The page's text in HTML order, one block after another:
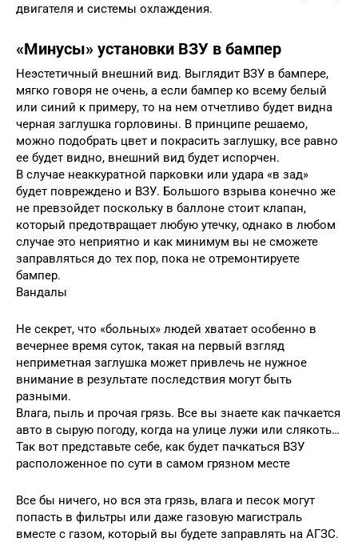
двигателя и системы охлаждения.
«Минусы» установки ВЗУ в бампер
Неэстетичный внешний вид. Выглядит ВЗУ в бампере,
мягко говоря не очень, а если бампер ко всему белый
или синий к примеру, то на нем отчетливо будет видна
черная заглушка горловины. В принципе решаемо,
можно подобрать цвет и покрасить заглушку, все равно
ее будет видно, внешний вид будет испорчен.
В случае неаккуратной парковки или удара «в зад»
будет повреждено и ВЗУ. Большого взрыва конечно же
не превзойдет поскольку в баллоне стоит клапан,
который предотвращает любую утечку, однако в любом
случае это неприятно и как минимум вы не сможете
заправляться до тех пор, пока не отремонтируете
бампер.
Вандалы
Не секрет, что «больных» людей хватает особенно в
вечернее время суток, такая на первый взгляд
неприметная заглушка может привлечь не нужное
внимание в результате последствия могут быть
разными.
Влага, пыль и прочая грязь. Все вы знаете как пачкается
авто в сырую погоду, когда на улице лужи или слякоть…
Так вот представьте себе, как будет пачкаться ВЗУ
расположенное по сути в самом грязном месте
Все бы ничего, но вся эта грязь, влага и песок могут
попасть в фильтры или даже газовую магистраль
вместе с газом, который вы будете заправлять на АГЗС.